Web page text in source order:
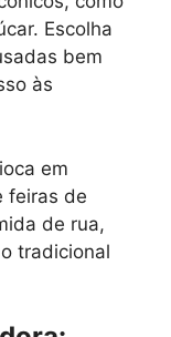
Escolha
bem
às
em
feiras de
de rua,
tradicional